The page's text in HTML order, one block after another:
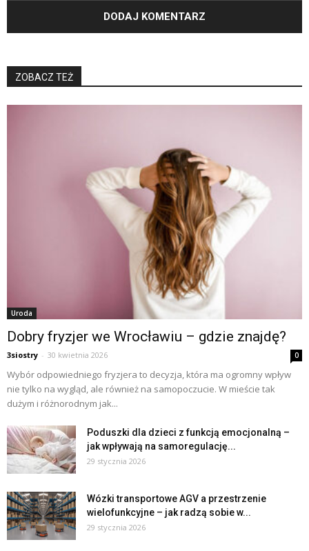
ZOBACZ TEŻ
Uroda
Dobry fryzjer we Wrocławiu – gdzie znajdę?
3siostry - 30 kwietnia 2026 0
Wybór odpowiedniego fryzjera to decyzja, która ma ogromny wpływ
nie tylko na wygląd, ale również na samopoczucie. W mieście tak
dużym i różnorodnym jak...
Poduszki dla dzieci z funkcją emocjonalną –
jak wpływają na samoregulację...
29 stycznia 2026
Wózki transportowe AGV a przestrzenie
wielofunkcyjne – jak radzą sobie w...
29 stycznia 2026